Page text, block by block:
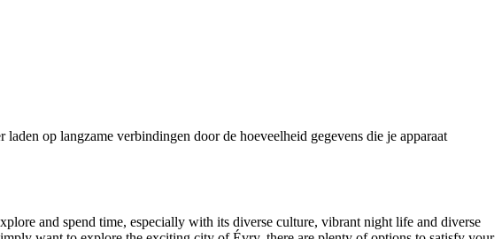
op langzame verbindingen door de hoeveelheid gegevens die je apparaat
and spend time, especially with its diverse culture, vibrant night life and diverse